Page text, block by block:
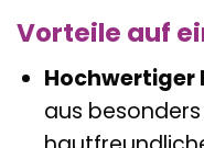
Vorteile auf
Hochwertiger
aus